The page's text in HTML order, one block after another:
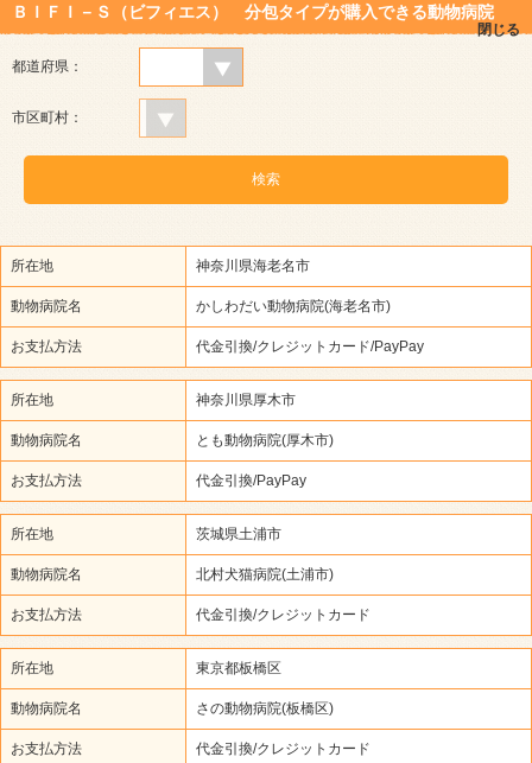
ＢＩＦＩ－Ｓ（ビフィエス） 分包タイプが購入できる動物病院
閉じる
都道府県：
市区町村：
所在地 神奈川県海老名市
動物病院名 かしわだい動物病院(海老名市)
お支払方法 代金引換/クレジットカード/PayPay
所在地 神奈川県厚木市
動物病院名 とも動物病院(厚木市)
お支払方法 代金引換/PayPay
所在地 茨城県土浦市
動物病院名 北村犬猫病院(土浦市)
お支払方法 代金引換/クレジットカード
所在地 東京都板橋区
動物病院名 さの動物病院(板橋区)
お支払方法 代金引換/クレジットカード